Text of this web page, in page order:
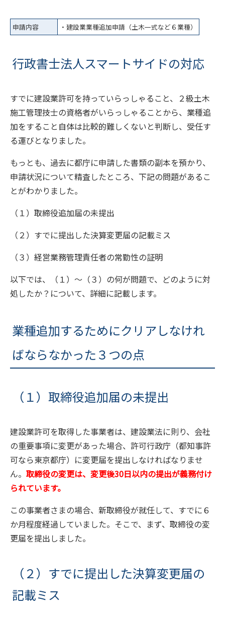
申請内容 ・建設業業種追加申請（土木一式など６業種）
行政書士法人スマートサイドの対応
すでに建設業許可を持っていらっしゃること、２級土木
施工管理技士の資格者がいらっしゃることから、業種追
加をすること自体は比較的難しくないと判断し、受任す
る運びとなりました。
もっとも、過去に都庁に申請した書類の副本を預かり、
申請状況について精査したところ、下記の問題があるこ
とがわかりました。
（１）取締役追加届の未提出
（２）すでに提出した決算変更届の記載ミス
（３）経営業務管理責任者の常勤性の証明
以下では、（１）～（３）の何が問題で、どのように対
処したか？について、詳細に記載します。
業種追加するためにクリアしなけれ
ばならなかった３つの点
（１）取締役追加届の未提出
建設業許可を取得した事業者は、建設業法に則り、会社
の重要事項に変更があった場合、許可行政庁（都知事許
可なら東京都庁）に変更届を提出しなければなりませ
ん。 取締役の変更は、変更後30日以内の提出が義務付け
られています。
この事業者さまの場合、新取締役が就任して、すでに６
か月程度経過していました。そこで、まず、取締役の変
更届を提出しました。
（２）すでに提出した決算変更届の
記載ミス